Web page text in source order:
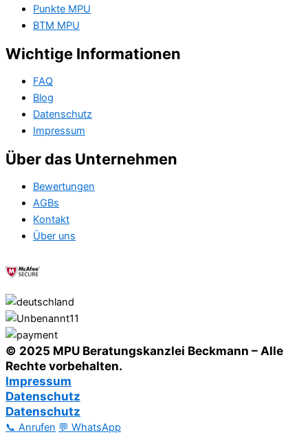
Punkte MPU
BTM MPU
Wichtige Informationen
FAQ
Blog
Datenschutz
Impressum
Über das Unternehmen
Bewertungen
AGBs
Kontakt
Über uns
© 2025 MPU Beratungskanzlei Beckmann – Alle
Rechte vorbehalten.
Impressum
Datenschutz
Datenschutz
📞 Anrufen 💬 WhatsApp